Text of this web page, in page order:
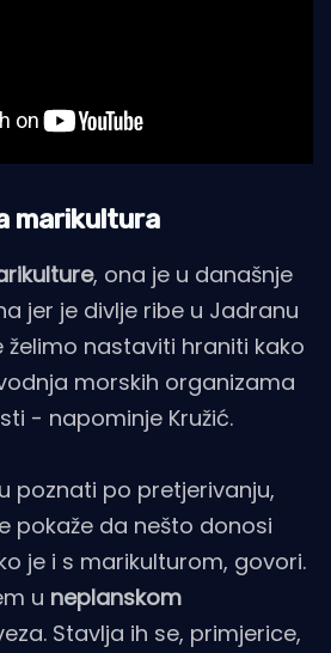
marikultura
, ona je u današnje
jer je divlje ribe u Jadranu
želimo nastaviti hraniti kako
morskih organizama
- napominje Kružić.
poznati po pretjerivanju,
pokaže da nešto donosi
je i s marikulturom, govori.
u neplanskom
Stavlja ih se, primjerice,